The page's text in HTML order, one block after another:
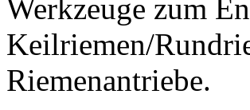
Werkzeuge zum
Keilriemen/
Riemenantriebe.